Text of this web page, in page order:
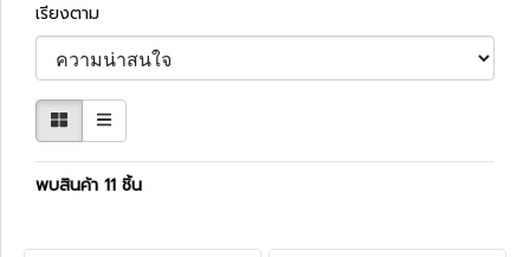
เรียงตาม
พบสินค้า 11 ชิ้น